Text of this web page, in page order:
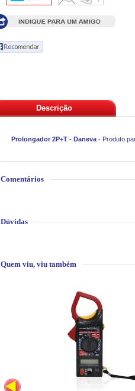
Descrição
Prolongador 2P+T - Daneva - Produto
Comentários
Dúvidas
Quem viu, viu também